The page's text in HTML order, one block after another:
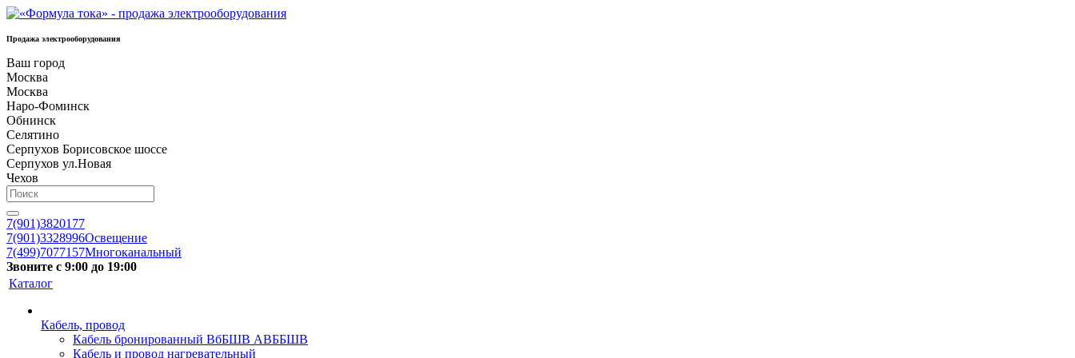
Продажа электрооборудования
Ваш город
Москва
Москва
Наро-Фоминск
Обнинск
Селятино
Серпухов Борисовское шоссе
Серпухов ул.Новая
Чехов
7(901)3820177
7(901)3328996Освещение
7(499)7077157Многоканальный
Звоните с 9:00 до 19:00
Каталог
Кабель, провод
Кабель бронированный ВбБШВ АВББШВ
Кабель и провод нагревательный